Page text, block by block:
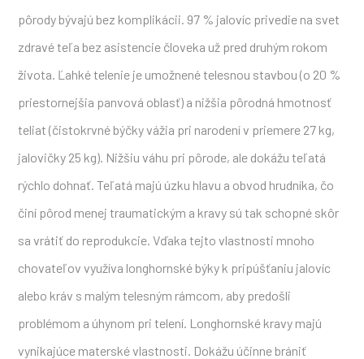
pôrody bývajú bez komplikácii. 97 % jalovíc privedie na svet
zdravé teľa bez asistencie človeka už pred druhým rokom
života. Ľahké telenie je umožnené telesnou stavbou (o 20 %
priestornejšia panvová oblasť) a nižšia pôrodná hmotnosť
teliat (čistokrvné býčky vážia pri narodení v priemere 27 kg,
jalovičky 25 kg). Nižšiu váhu pri pôrode, ale dokážu teľatá
rýchlo dohnať. Teľatá majú úzku hlavu a obvod hrudníka, čo
činí pôrod menej traumatickým a kravy sú tak schopné skôr
sa vrátiť do reprodukcie. Vďaka tejto vlastnosti mnoho
chovateľov využíva longhornské býky k pripúšťaniu jalovíc
alebo kráv s malým telesným rámcom, aby predošli
problémom a úhynom pri telení. Longhornské kravy majú
vynikajúce materské vlastnosti. Dokážu účinne brániť